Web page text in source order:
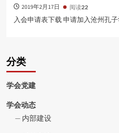
2019年2月17日 阅读22
入会申请表下载 申请加入沧州孔
分类
学会党建
学会动态
内部建设